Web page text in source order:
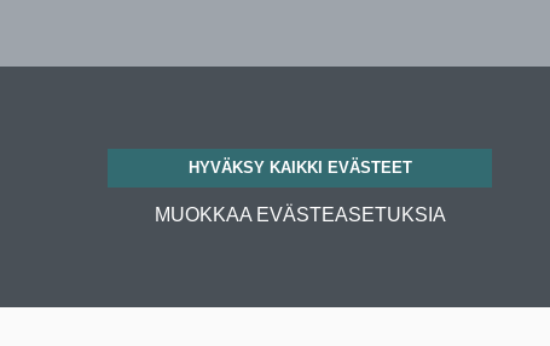
HYVÄKSY KAIKKI EVÄSTEET
MUOKKAA EVÄSTEASETUKSIA